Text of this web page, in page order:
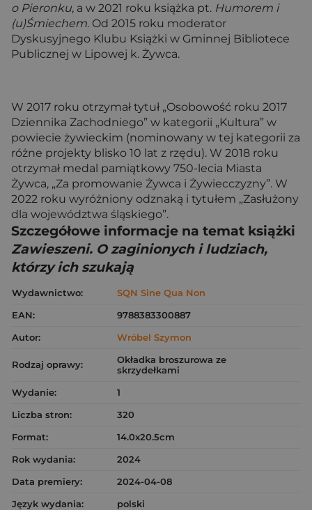
o Pieronku, a w 2021 roku książka pt. Humorem i
(u)Śmiechem. Od 2015 roku moderator
Dyskusyjnego Klubu Książki w Gminnej Bibliotece
Publicznej w Lipowej k. Żywca.
W 2017 roku otrzymał tytuł „Osobowość roku 2017
Dziennika Zachodniego” w kategorii „Kultura” w
powiecie żywieckim (nominowany w tej kategorii za
różne projekty blisko 10 lat z rzędu). W 2018 roku
otrzymał medal pamiątkowy 750-lecia Miasta
Żywca, „Za promowanie Żywca i Żywiecczyzny”. W
2022 roku wyróżniony odznaką i tytułem „Zasłużony
dla województwa śląskiego”.
Szczegółowe informacje na temat książki
Zawieszeni. O zaginionych i ludziach,
którzy ich szukają
Wydawnictwo:
SQN Sine Qua Non
EAN:
9788383300887
Autor:
Wróbel Szymon
Rodzaj oprawy:
Okładka broszurowa ze
skrzydełkami
Wydanie:
1
Liczba stron:
320
Format:
14.0x20.5cm
Rok wydania:
2024
Data premiery:
2024-04-08
Język wydania:
polski